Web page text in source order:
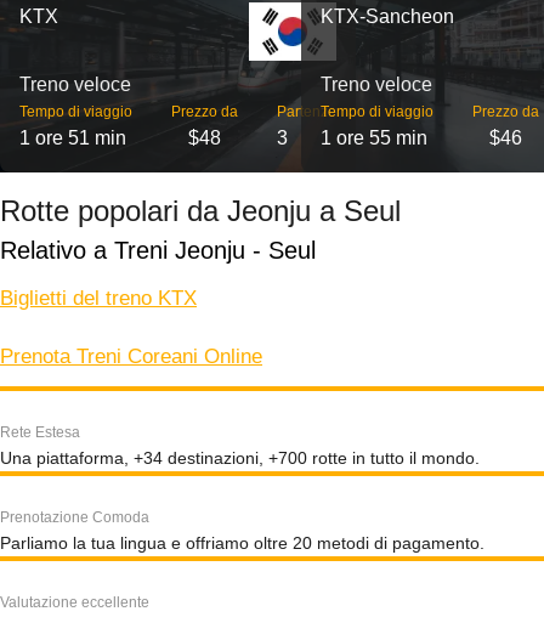
KTX
Treno veloce
Tempo di viaggio
1 ore 51 min
Prezzo da
$48
Partenze
3
KTX-Sancheon
Treno veloce
Tempo di viaggio
1 ore 55 min
Prezzo da
$46
Rotte popolari da Jeonju a Seul
Relativo a Treni Jeonju - Seul
Biglietti del treno KTX
Prenota Treni Coreani Online
Rete Estesa
Una piattaforma, +34 destinazioni, +700 rotte in tutto il mondo.
Prenotazione Comoda
Parliamo la tua lingua e offriamo oltre 20 metodi di pagamento.
Valutazione eccellente